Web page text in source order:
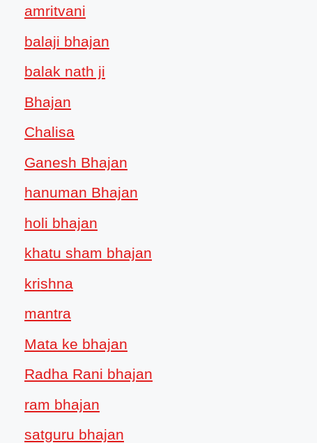
amritvani
balaji bhajan
balak nath ji
Bhajan
Chalisa
Ganesh Bhajan
hanuman Bhajan
holi bhajan
khatu sham bhajan
krishna
mantra
Mata ke bhajan
Radha Rani bhajan
ram bhajan
satguru bhajan